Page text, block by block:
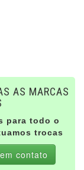
AS MARCAS
para todo o
trocas
contato